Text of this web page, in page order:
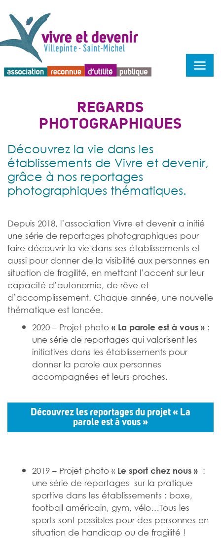
REGARDS
PHOTOGRAPHIQUES
Découvrez la vie dans les
établissements de Vivre et devenir,
grâce à nos reportages
photographiques thématiques.
Depuis 2018, l’association Vivre et devenir a initié
une série de reportages photographiques pour
faire découvrir la vie dans ses établissements et
aussi pour donner de la visibilité aux personnes en
situation de fragilité, en mettant l’accent sur leur
capacité d’autonomie, de rêve et
d’accomplissement. Chaque année, une nouvelle
thématique est lancée.
2020 – Projet photo « La parole est à vous » :
une série de reportages qui valorisent les
initiatives dans les établissements pour
donner la parole aux personnes
accompagnées et leurs proches.
Découvrez les reportages du projet« La
parole est à vous »
2019 – Projet photo « Le sport chez nous » :
une série de reportages sur la pratique
sportive dans les établissements : boxe,
football américain, gym, vélo…Tous les
sports sont possibles pour des personnes en
situation de handicap ou de fragilité !